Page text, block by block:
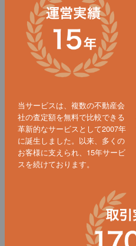
当サービスは、複数の不動産会
社の査定額を無料で比較できる
革新的なサービスとして2007年
に誕生しました。以来、多くの
お客様に支えられ、15年サービ
スを続けております。